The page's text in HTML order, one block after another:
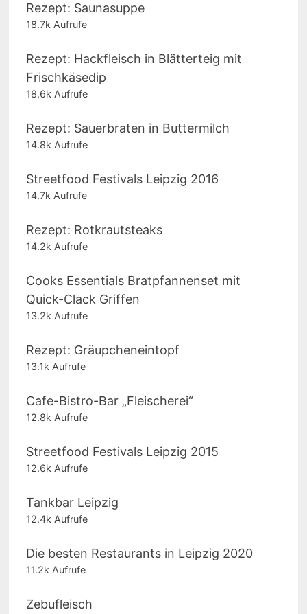
Rezept: Saunasuppe
18.7k Aufrufe
Rezept: Hackfleisch in Blätterteig mit
Frischkäsedip
18.6k Aufrufe
Rezept: Sauerbraten in Buttermilch
14.8k Aufrufe
Streetfood Festivals Leipzig 2016
14.7k Aufrufe
Rezept: Rotkrautsteaks
14.2k Aufrufe
Cooks Essentials Bratpfannenset mit
Quick-Clack Griffen
13.2k Aufrufe
Rezept: Gräupcheneintopf
13.1k Aufrufe
Cafe-Bistro-Bar „Fleischerei“
12.8k Aufrufe
Streetfood Festivals Leipzig 2015
12.6k Aufrufe
Tankbar Leipzig
12.4k Aufrufe
Die besten Restaurants in Leipzig 2020
11.2k Aufrufe
Zebufleisch